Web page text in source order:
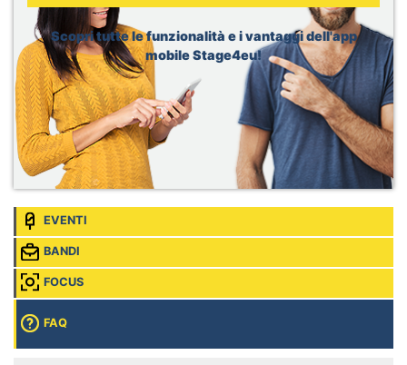
Dior, Merchandising Intern
Sede: Brussels, Belgio
Scopri tutte le funzionalità e i vantaggi dell'app
mobile Stage4eu!
EVENTI
BANDI
FOCUS
FAQ